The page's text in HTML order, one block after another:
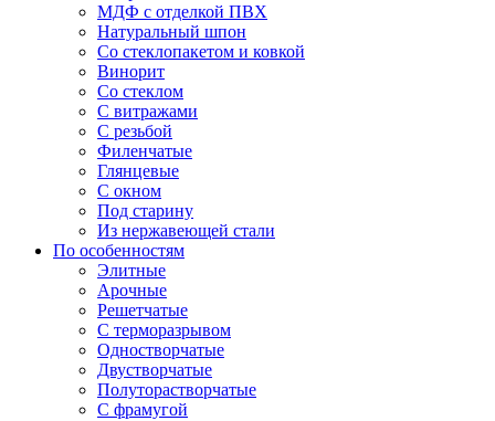
МДФ с отделкой ПВХ
Натуральный шпон
Со стеклопакетом и ковкой
Винорит
Со стеклом
С витражами
С резьбой
Филенчатые
Глянцевые
С окном
Под старину
Из нержавеющей стали
По особенностям
Элитные
Арочные
Решетчатые
С терморазрывом
Одностворчатые
Двустворчатые
Полуторастворчатые
С фрамугой